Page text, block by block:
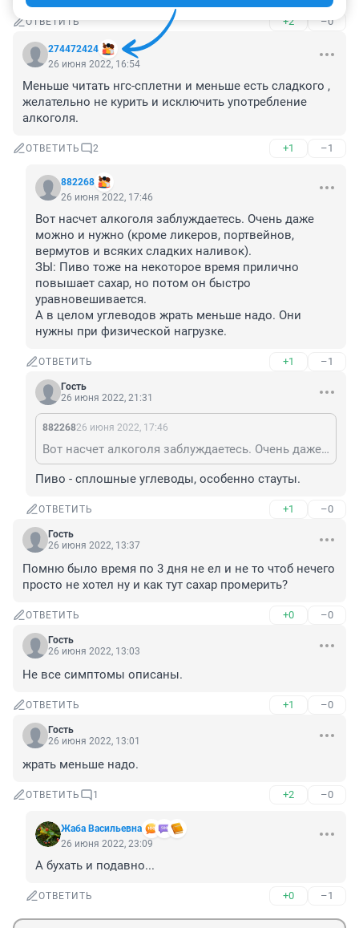
ОТВЕТИТЬ +2 –0
274472424
26 июня 2022, 16:54
Меньше читать нгс-сплетни и меньше есть сладкого ,
желательно не курить и исключить употребление
алкоголя.
ОТВЕТИТЬ 2 +1 –1
882268
26 июня 2022, 17:46
Вот насчет алкоголя заблуждаетесь. Очень даже
можно и нужно (кроме ликеров, портвейнов,
вермутов и всяких сладких наливок).
ЗЫ: Пиво тоже на некоторое время прилично
повышает сахар, но потом он быстро
уравновешивается.
А в целом углеводов жрать меньше надо. Они
нужны при физической нагрузке.
ОТВЕТИТЬ +1 –1
Гость
26 июня 2022, 21:31
88226826 июня 2022, 17:46
Вот насчет алкоголя заблуждаетесь. Очень даже можно и нужно (кроме ликеров, портвейнов, вермутов и всяких сладких наливок). ЗЫ: Пиво тоже на некоторое время прилично повышает сахар, но потом он быстро уравновешивается. А в целом углеводов жрать меньше надо. Они нужны при физической нагрузке.
Пиво - сплошные углеводы, особенно стауты.
ОТВЕТИТЬ +1 –0
Гость
26 июня 2022, 13:37
Помню было время по 3 дня не ел и не то чтоб нечего
просто не хотел ну и как тут сахар промерить?
ОТВЕТИТЬ +0 –0
Гость
26 июня 2022, 13:03
Не все симптомы описаны.
ОТВЕТИТЬ +1 –0
Гость
26 июня 2022, 13:01
жрать меньше надо.
ОТВЕТИТЬ 1 +2 –0
Жаба Васильевна
26 июня 2022, 23:09
А бухать и подавно...
ОТВЕТИТЬ +0 –1